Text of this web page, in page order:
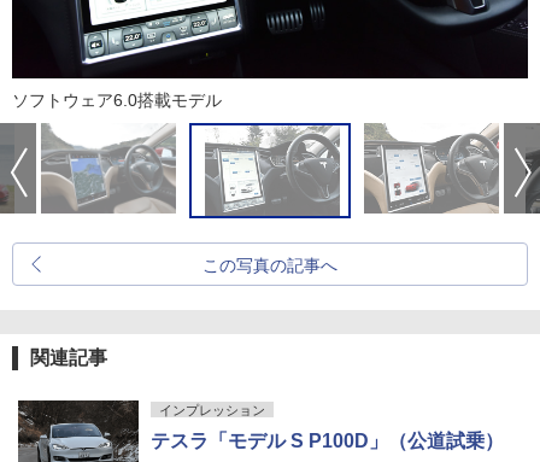
ソフトウェア6.0搭載モデル
この写真の記事へ
関連記事
インプレッション
テスラ「モデル S P100D」（公道試乗）